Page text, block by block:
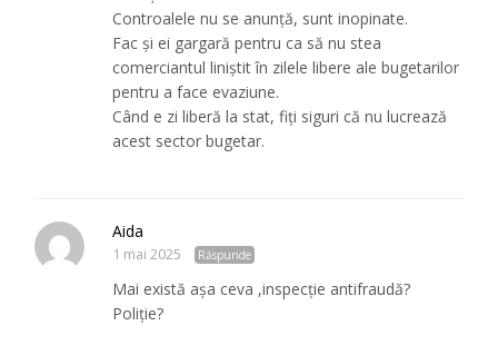
Controalele nu se anunță, sunt inopinate.
Fac și ei gargară pentru ca să nu stea
comerciantul liniștit în zilele libere ale bugetarilor
pentru a face evaziune.
Când e zi liberă la stat, fiți siguri că nu lucrează
acest sector bugetar.
Aida
1 mai 2025 Răspunde
Mai există așa ceva ,inspecție antifraudă?
Poliție?